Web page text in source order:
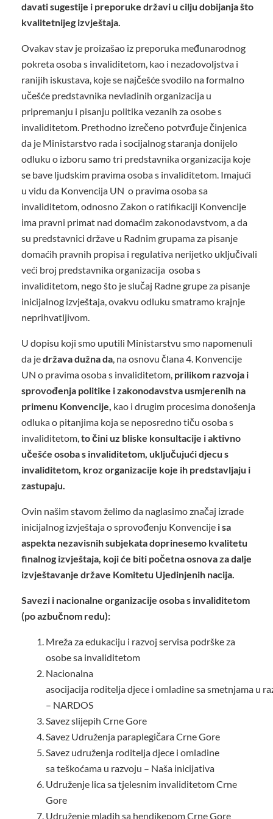
davati sugestije i preporuke državi u cilju dobijanja što
kvalitetnijeg izvještaja.
Ovakav stav je proizašao iz preporuka međunarodnog
pokreta osoba s invaliditetom, kao i nezadovoljstva i
ranijih iskustava, koje se najčešće svodilo na formalno
učešće predstavnika nevladinih organizacija u
pripremanju i pisanju politika vezanih za osobe s
invaliditetom. Prethodno izrečeno potvrđuje činjenica
da je Ministarstvo rada i socijalnog staranja donijelo
odluku o izboru samo tri predstavnika organizacija koje
se bave ljudskim pravima osoba s invaliditetom. Imajući
u vidu da Konvencija UN o pravima osoba sa
invaliditetom, odnosno Zakon o ratifikaciji Konvencije
ima pravni primat nad domaćim zakonodavstvom, a da
su predstavnici države u Radnim grupama za pisanje
domaćih pravnih propisa i regulativa nerijetko uključivali
veći broj predstavnika organizacija osoba s
invaliditetom, nego što je slučaj Radne grupe za pisanje
inicijalnog izvještaja, ovakvu odluku smatramo krajnje
neprihvatljivom.
U dopisu koji smo uputili Ministarstvu smo napomenuli
da jedržava dužna da, na osnovu člana 4. Konvencije
UN o pravima osoba s invaliditetom, prilikom razvoja i
sprovođenja politike i zakonodavstva usmjerenih na
primenu Konvencije, kao i drugim procesima donošenja
odluka o pitanjima koja se neposredno tiču osoba s
invaliditetom,to čini uz bliske konsultacije i aktivno
učešće osoba s invaliditetom, uključujući djecu s
invaliditetom, kroz organizacije koje ih predstavljaju i
zastupaju.
Ovin našim stavom želimo da naglasimo značaj izrade
inicijalnog izvještaja o sprovođenju Konvencije i sa
aspekta nezavisnih subjekata doprinesemo kvalitetu
finalnog izvještaja, koji će biti početna osnova za dalje
izvještavanje države Komitetu Ujedinjenih nacija.
Savezi i nacionalne organizacije osoba s invaliditetom
(po azbučnom redu):
Mreža za edukaciju i razvoj servisa podrške za
osobe sa invaliditetom
Nacionalna
asocijacija roditelja djece i omladine sa smetnjama u
– NARDOS
Savez slijepih Crne Gore
Savez Udruženja paraplegičara Crne Gore
Savez udruženja roditelja djece i omladine
sa teškoćama u razvoju – Naša inicijativa
Udruženje lica sa tjelesnim invaliditetom Crne
Gore
Udruženje mladih sa hendikepom Crne Gore